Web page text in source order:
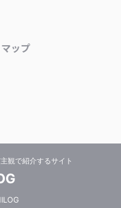
ップ
観で紹介するサイト